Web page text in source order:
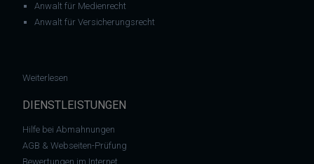
Anwalt für Medienrecht
Anwalt für Versicherungsrecht
Weiterlesen
DIENSTLEISTUNGEN
Hilfe bei Abmahnungen
AGB & Webseiten-Prüfung
Bewertungen im Internet